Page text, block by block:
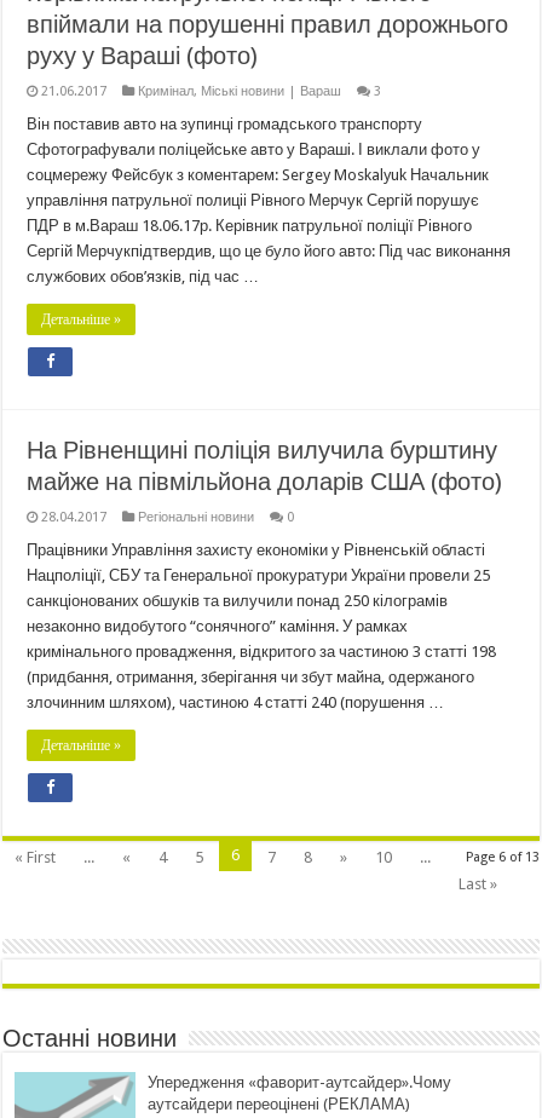
впіймали на порушенні правил дорожнього
руху у Вараші (фото)
21.06.2017 Кримінал, Міські новини | Вараш 3
Він поставив авто на зупинці громадського транспорту
Сфотографували поліцейське авто у Вараші. І виклали фото у
соцмережу Фейсбук з коментарем: Sergey Moskalyuk Начальник
управління патрульної полиціі Рівного Мерчук Сергій порушує
ПДР в м.Вараш 18.06.17р. Керівник патрульної поліції Рівного
Сергій Мерчукпідтвердив, що це було його авто: Під час виконання
службових обов’язків, під час …
Детальніше »
На Рівненщині поліція вилучила бурштину
майже на півмільйона доларів США (фото)
28.04.2017 Регіональні новини 0
Працівники Управління захисту економіки у Рівненській області
Нацполіції, СБУ та Генеральної прокуратури України провели 25
санкціонованих обшуків та вилучили понад 250 кілограмів
незаконно видобутого “сонячного” каміння. У рамках
кримінального провадження, відкритого за частиною 3 статті 198
(придбання, отримання, зберігання чи збут майна, одержаного
злочинним шляхом), частиною 4 статті 240 (порушення …
Детальніше »
Page 6 of 13
« First ... « 4 5 6 7 8 » 10
...
Last »
Останні новини
Упередження «фаворит-аутсайдер».Чому
аутсайдери переоцінені (РЕКЛАМА)